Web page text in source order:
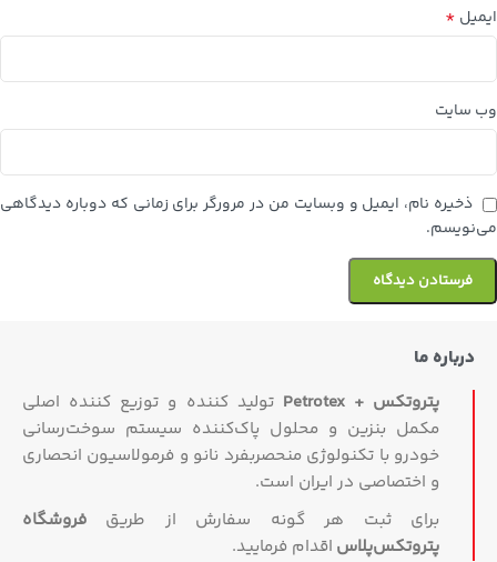
ایمیل *
وب‌ سایت
ذخیره نام، ایمیل و وبسایت من در مرورگر برای زمانی که دوباره دیدگاهی
می‌نویسم.
درباره ما
پتروتکس + Petrotex
تولید کننده و توزیع کننده اصلی
مکمل بنزین و محلول پاک‌کننده سیستم سوخت‌رسانی
خودرو با تکنولوژی منحصربفرد نانو و فرمولاسیون انحصاری
و اختصاصی در ایران است.
برای ثبت هر گونه سفارش از طریق فروشگاه
پتروتکس‏‌پلاس اقدام فرمایید.